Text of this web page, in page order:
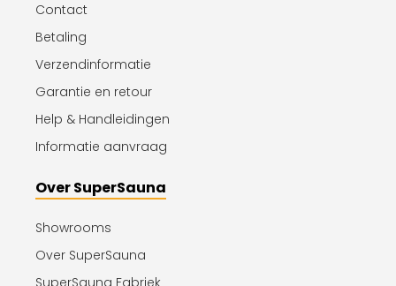
Contact
Betaling
Verzendinformatie
Garantie en retour
Help & Handleidingen
Informatie aanvraag
Over SuperSauna
Showrooms
Over SuperSauna